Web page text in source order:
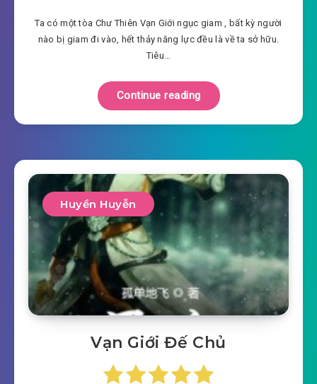
Ta có một tòa Chư Thiên Vạn Giới ngục giam , bất kỳ người
nào bị giam đi vào, hết thảy năng lực đều là về ta sở hữu.
Tiêu…
Continue reading
Huyền Huyễn
Vạn Giới Đế Chủ